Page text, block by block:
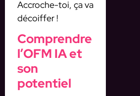
Accroche-toi, ça va
décoiffer !
Comprendre
l’OFM IA et
son
potentiel